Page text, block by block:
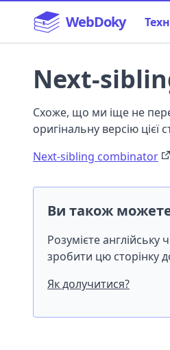
WebDoky
Next-
Схоже, що ми іще не
оригінальну версію цієї
Next-sibling combinator
Ви також
Розумієте
зробити цю сторінку
Як долучитися?